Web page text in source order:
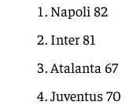
Napoli 82
Inter 81
Atalanta 67
Juventus 70